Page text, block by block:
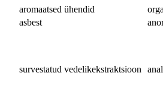
aromaatsed ühendid
asbest
survestatud vedelikekstraktsioon